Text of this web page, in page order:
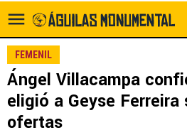
FEMENIL
Ángel Villacampa
eligió a Geyse Ferreira
ofertas